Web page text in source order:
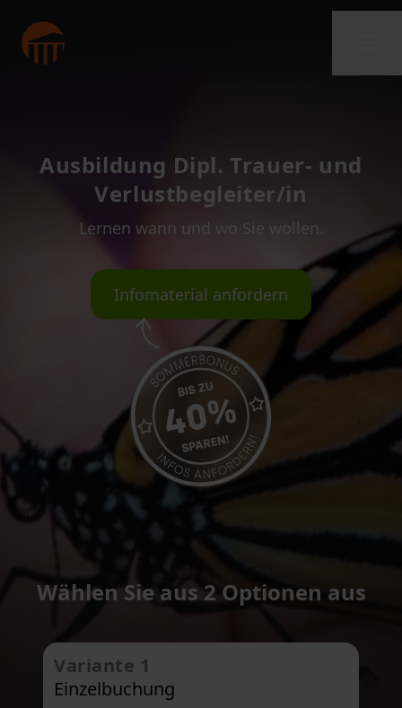
Ausbildung Dipl. Trauer- und
Verlustbegleiter/in
Lernen wann und wo Sie wollen.
Infomaterial anfordern
Wählen Sie aus 2 Optionen aus
Variante 1
Einzelbuchung